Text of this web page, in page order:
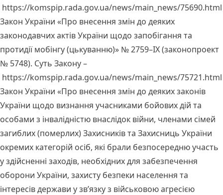
https://komspip.rada.gov.ua/news/main_news/75690.html
Закон України «Про внесення змін до деяких
законодавчих актів України щодо запобігання та
протидії мобінгу (цькуванню)» № 2759–IX (законопроект
№ 5748). Суть Закону –
https://komspip.rada.gov.ua/news/main_news/75721.html
Закон України «Про внесення змін до деяких законів
України щодо визнання учасниками бойових дій та
особами з інвалідністю внаслідок війни, членами сімей
загиблих (померлих) Захисників та Захисниць України
окремих категорій осіб, які брали безпосередню участь
у здійсненні заходів, необхідних для забезпечення
оборони України, захисту безпеки населення та
інтересів держави у зв’язку з військовою агресією